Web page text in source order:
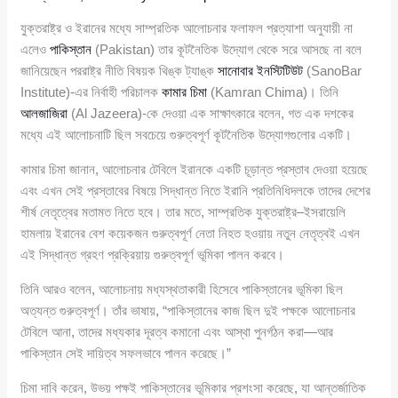
যুক্তরাষ্ট্র ও ইরানের মধ্যে সাম্প্রতিক আলোচনার ফলাফল প্রত্যাশা অনুযায়ী না
এলেওপাকিস্তান (Pakistan) তার কূটনৈতিক উদ্যোগ থেকে সরে আসছে না বলে
জানিয়েছেন পররাষ্ট্র নীতি বিষয়ক থিঙ্ক ট্যাঙ্কসানোবার ইনস্টিটিউট (SanoBar
Institute)-এর নির্বাহী পরিচালককামার চিমা (Kamran Chima)। তিনি
আলজাজিরা (Al Jazeera)-কে দেওয়া এক সাক্ষাৎকারে বলেন, গত এক দশকের
মধ্যে এই আলোচনাটি ছিল সবচেয়ে গুরুত্বপূর্ণ কূটনৈতিক উদ্যোগগুলোর একটি।
কামার চিমা জানান, আলোচনার টেবিলে ইরানকে একটি চূড়ান্ত প্রস্তাব দেওয়া হয়েছে
এবং এখন সেই প্রস্তাবের বিষয়ে সিদ্ধান্ত নিতে ইরানি প্রতিনিধিদলকে তাদের দেশের
শীর্ষ নেতৃত্বের মতামত নিতে হবে। তার মতে, সাম্প্রতিক যুক্তরাষ্ট্র–ইসরায়েলি
হামলায় ইরানের বেশ কয়েকজন গুরুত্বপূর্ণ নেতা নিহত হওয়ায় নতুন নেতৃত্বই এখন
এই সিদ্ধান্ত গ্রহণ প্রক্রিয়ায় গুরুত্বপূর্ণ ভূমিকা পালন করবে।
তিনি আরও বলেন, আলোচনায় মধ্যস্থতাকারী হিসেবে পাকিস্তানের ভূমিকা ছিল
অত্যন্ত গুরুত্বপূর্ণ। তাঁর ভাষায়, “পাকিস্তানের কাজ ছিল দুই পক্ষকে আলোচনার
টেবিলে আনা, তাদের মধ্যকার দূরত্ব কমানো এবং আস্থা পুনর্গঠন করা—আর
পাকিস্তান সেই দায়িত্ব সফলভাবে পালন করেছে।”
চিমা দাবি করেন, উভয় পক্ষই পাকিস্তানের ভূমিকার প্রশংসা করেছে, যা আন্তর্জাতিক